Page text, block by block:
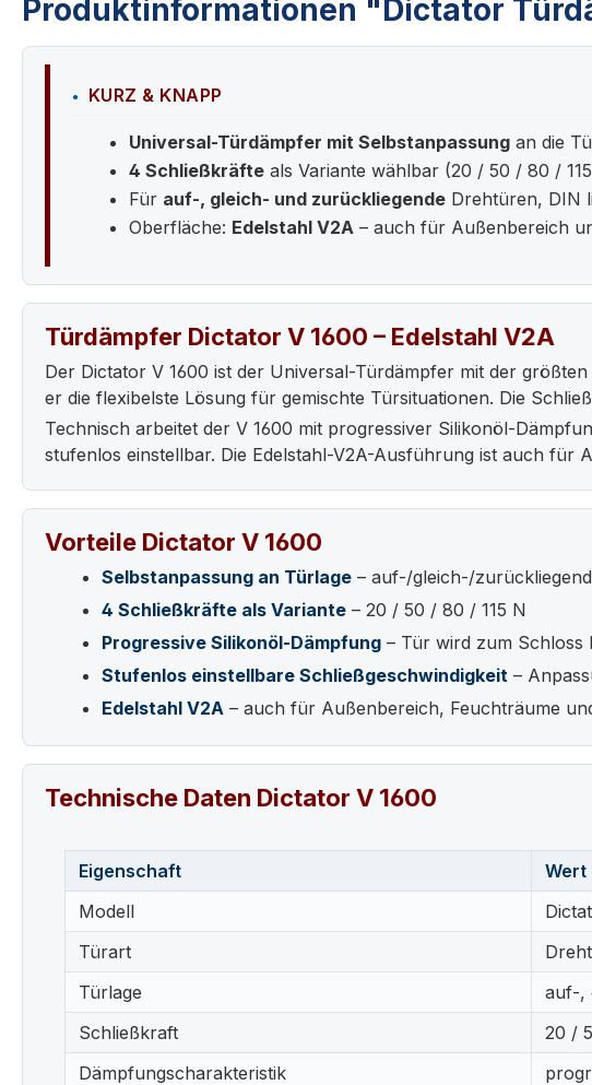
Produktinformationen "Dictator
KURZ & KNAPP
Universal-Türdämpfer mit Selbstanpassung an die
4 Schließkräfte als Variante wählbar (20 / 50 / 80 /
Für auf-, gleich- und zurückliegende Drehtüren, DIN
Oberfläche: Edelstahl V2A – auch für Außenbereich
Türdämpfer Dictator V 1600 – Edelstahl V2A
Der Dictator V 1600 ist der Universal-Türdämpfer mit der
er die flexibelste Lösung für gemischte Türsituationen. Die
Technisch arbeitet der V 1600 mit progressiver Silikonöl-
stufenlos einstellbar. Die Edelstahl-V2A-Ausführung ist auch für
Vorteile Dictator V 1600
Selbstanpassung an Türlage – auf-/gleich-/
4 Schließkräfte als Variante – 20 / 50 / 80 / 115 N
Progressive Silikonöl-Dämpfung – Tür wird zum Schloss
Stufenlos einstellbare Schließgeschwindigkeit –
Edelstahl V2A – auch für Außenbereich, Feuchträume
Technische Daten Dictator V 1600
Eigenschaft
Wert
Modell
Türart
Türlage
auf-,
Schließkraft
20 /
Dämpfungscharakteristik